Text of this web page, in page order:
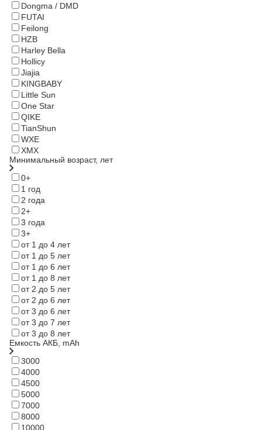
Dongma / DMD
FUTAI
Feilong
HZB
Harley Bella
Hollicy
Jiajia
KINGBABY
Little Sun
One Star
QIKE
TianShun
WXE
XMX
Минимальный возраст, лет
0+
1 год
2 года
2+
3 года
3+
от 1 до 4 лет
от 1 до 5 лет
от 1 до 6 лет
от 1 до 8 лет
от 2 до 5 лет
от 2 до 6 лет
от 3 до 6 лет
от 3 до 7 лет
от 3 до 8 лет
Емкость АКБ, mAh
3000
4000
4500
5000
7000
8000
10000